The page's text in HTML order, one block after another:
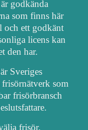
godkända
som finns här
och ett godkänt
licens kan
den har.
Sveriges
frisörnätverk som
frisörbransch
frisör.